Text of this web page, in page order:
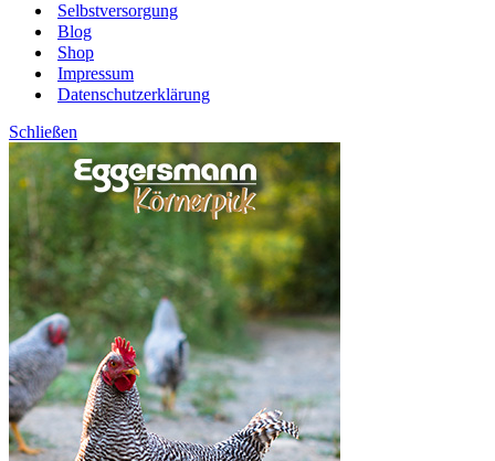
Selbstversorgung
Blog
Shop
Impressum
Datenschutzerklärung
Schließen